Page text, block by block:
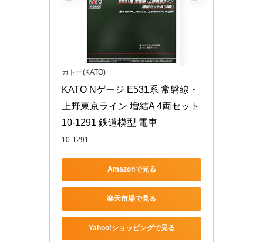
カトー(KATO)
KATO Nゲージ E531系 常磐線・
上野東京ライン 増結A 4両セット
10-1291 鉄道模型 電車
10-1291
Amazonで見る
楽天市場で見る
Yahoo!ショッピングで見る